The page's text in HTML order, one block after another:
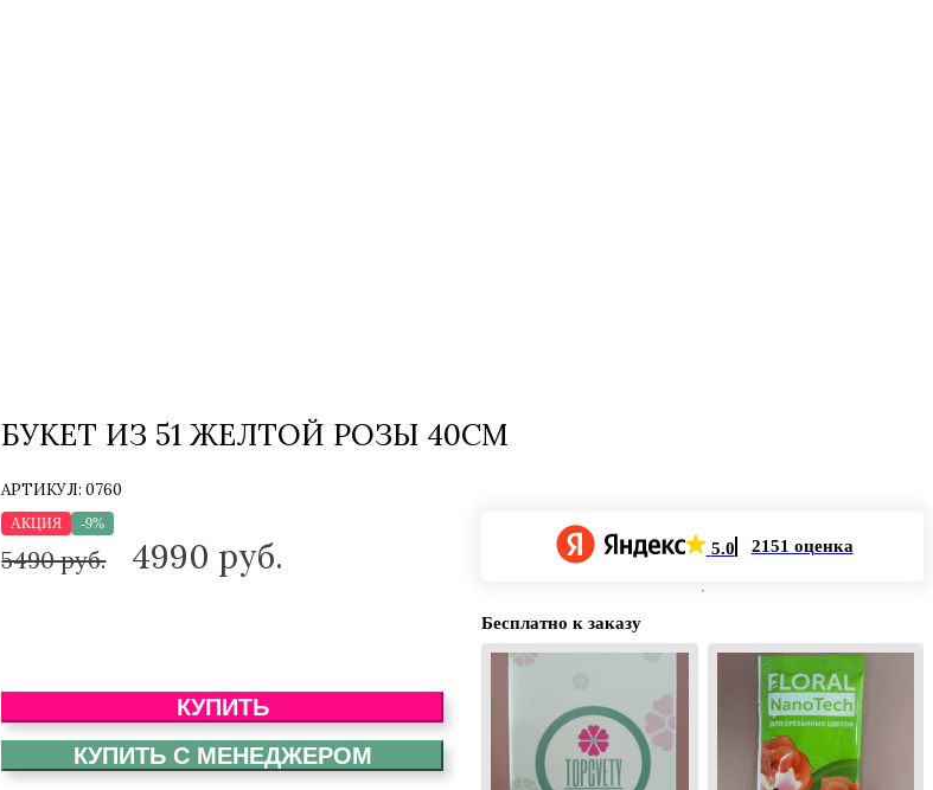
БУКЕТ ИЗ 51 ЖЕЛТОЙ РОЗЫ 40СМ
АРТИКУЛ:0760
АКЦИЯ -9%
5490 руб. 4990 руб.
КУПИТЬ
КУПИТЬ С МЕНЕДЖЕРОМ
5.0 2151 оценка
Бесплатно к заказу